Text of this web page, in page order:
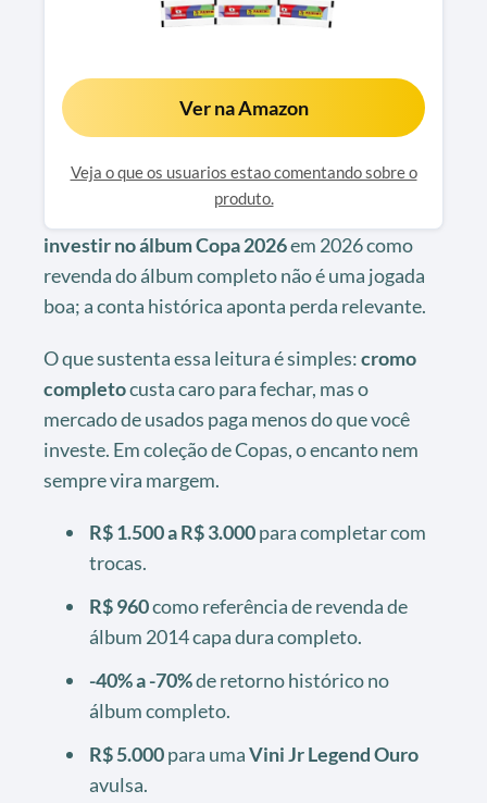
Ver na Amazon
Veja o que os usuarios estao comentando sobre o
produto.
investir no álbum Copa 2026em 2026 como
revenda do álbum completo não é uma jogada
boa; a conta histórica aponta perda relevante.
O que sustenta essa leitura é simples:cromo
completocusta caro para fechar, mas o
mercado de usados paga menos do que você
investe. Em coleção de Copas, o encanto nem
sempre vira margem.
R$ 1.500 a R$ 3.000para completar com
trocas.
R$ 960como referência de revenda de
álbum 2014 capa dura completo.
-40% a -70%de retorno histórico no
álbum completo.
R$ 5.000para umaVini Jr Legend Ouro
avulsa.